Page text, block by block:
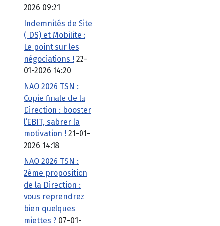
2026 09:21
Indemnités de Site
(IDS) et Mobilité :
Le point sur les
négociations ! 22-
01-2026 14:20
NAO 2026 TSN :
Copie finale de la
Direction : booster
l’EBIT, sabrer la
motivation ! 21-01-
2026 14:18
NAO 2026 TSN :
2ème proposition
de la Direction :
vous reprendrez
bien quelques
miettes ? 07-01-